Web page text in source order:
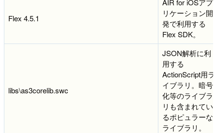
Flex 4.5.1
AIR for iOSアプ
リケーション開
発で利用する
Flex SDK。
libs\as3corelib.swc
JSON解析に利
用する
ActionScript用ラ
イブラリ。暗号
化等のライブラ
リも含まれてい
るポピュラーな
ライブラリ。